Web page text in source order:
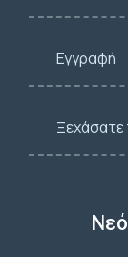
Εγγραφή
Ξεχάσατε